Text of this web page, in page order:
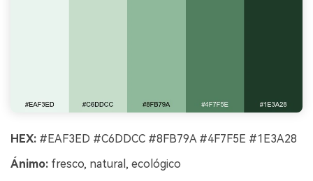
HEX: #EAF3ED #C6DDCC #8FB79A #4F7F5E #1E3A28
Ánimo: fresco, natural, ecológico